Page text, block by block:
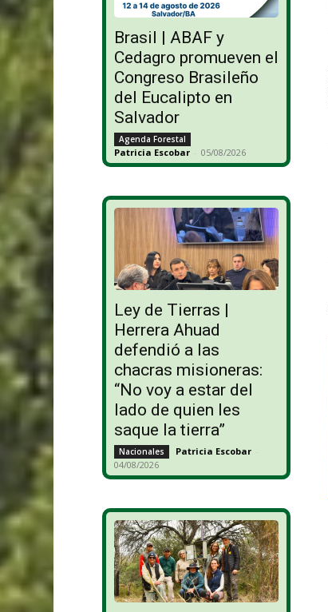
Brasil | ABAF y
Cedagro promueven el
Congreso Brasileño
del Eucalipto en
Salvador
Agenda Forestal
Patricia Escobar - 05/08/2026
Ley de Tierras |
Herrera Ahuad
defendió a las
chacras misioneras:
“No voy a estar del
lado de quien les
saque la tierra”
Nacionales Patricia Escobar -
04/08/2026